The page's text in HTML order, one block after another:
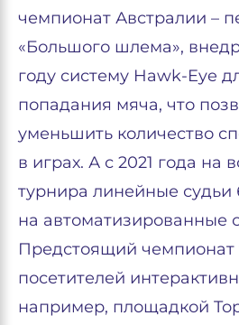
чемпионат Австралии –
«Большого шлема»,
году систему Hawk-Eye
попадания мяча, что
уменьшить количество
в играх. А с 2021 года на
турнира линейные
на автоматизированные
Предстоящий чемпионат
посетителей
например, площадкой